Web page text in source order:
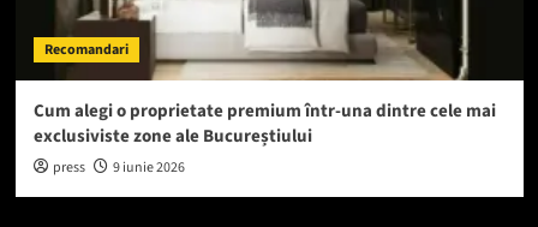
Recomandari
Cum alegi o proprietate premium într-una dintre cele mai
exclusiviste zone ale Bucureștiului
press 9 iunie 2026